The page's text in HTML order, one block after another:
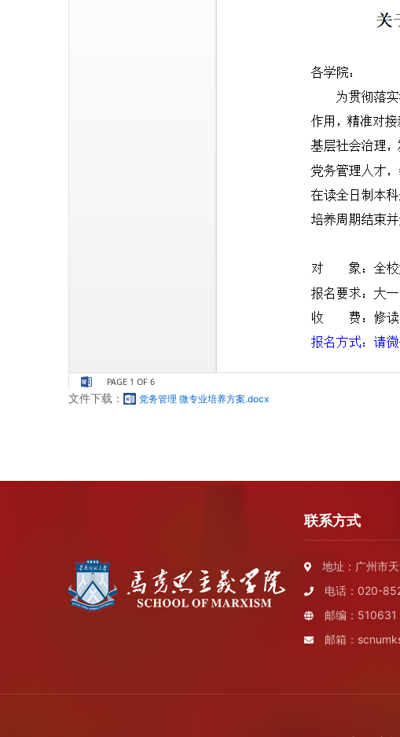
文件下载： 党务管理 微专业培养方案.docx
联系方式
地址：广州市
电话：020-
邮编：510631
邮箱：